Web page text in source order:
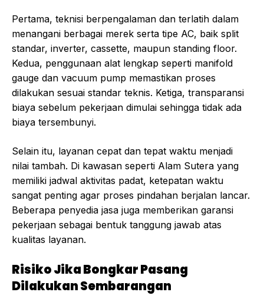
Pertama, teknisi berpengalaman dan terlatih dalam
menangani berbagai merek serta tipe AC, baik split
standar, inverter, cassette, maupun standing floor.
Kedua, penggunaan alat lengkap seperti manifold
gauge dan vacuum pump memastikan proses
dilakukan sesuai standar teknis. Ketiga, transparansi
biaya sebelum pekerjaan dimulai sehingga tidak ada
biaya tersembunyi.
Selain itu, layanan cepat dan tepat waktu menjadi
nilai tambah. Di kawasan seperti Alam Sutera yang
memiliki jadwal aktivitas padat, ketepatan waktu
sangat penting agar proses pindahan berjalan lancar.
Beberapa penyedia jasa juga memberikan garansi
pekerjaan sebagai bentuk tanggung jawab atas
kualitas layanan.
Risiko Jika Bongkar Pasang
Dilakukan Sembarangan